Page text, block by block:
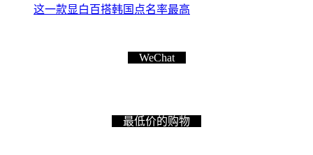
这一款显白百搭韩国点名率最高
WeChat
最低价的购物